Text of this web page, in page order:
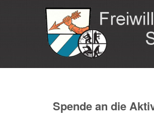
Spende an die